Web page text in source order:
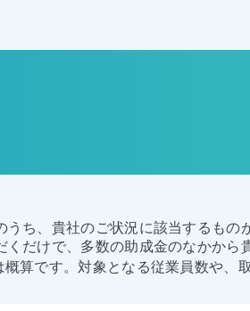
うち、貴社のご状況に該当するもの
くだけで、多数の助成金のなかか
算です。対象となる従業員数や、